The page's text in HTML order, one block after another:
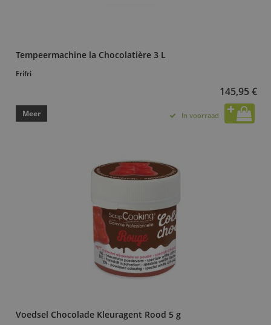
Tempeermachine la Chocolatière 3 L
Frifri
145,95 €
Meer In voorraad
Voedsel Chocolade Kleuragent Rood 5 g